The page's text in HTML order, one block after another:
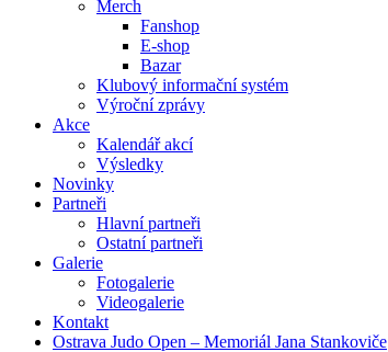
Merch
Fanshop
E-shop
Bazar
Klubový informační systém
Výroční zprávy
Akce
Kalendář akcí
Výsledky
Novinky
Partneři
Hlavní partneři
Ostatní partneři
Galerie
Fotogalerie
Videogalerie
Kontakt
Ostrava Judo Open – Memoriál Jana Stankoviče